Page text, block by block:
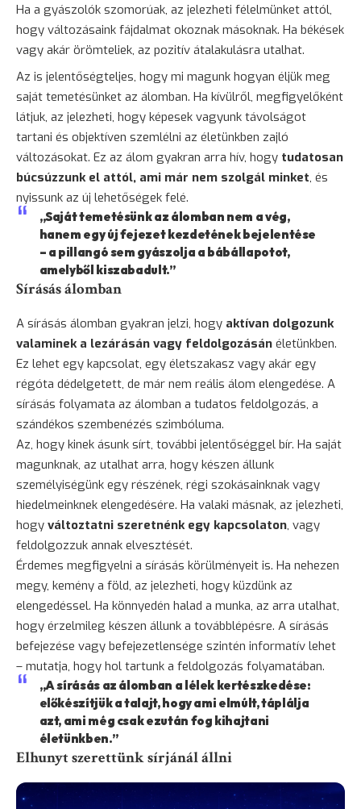
Ha a gyászolók szomorúak, az jelezheti félelmünket attól,
hogy változásaink fájdalmat okoznak másoknak. Ha békések
vagy akár örömteliek, az pozitív átalakulásra utalhat.
Az is jelentőségteljes, hogy mi magunk hogyan éljük meg
saját temetésünket az álomban. Ha kívülről, megfigyelőként
látjuk, az jelezheti, hogy képesek vagyunk távolságot
tartani és objektíven szemlélni az életünkben zajló
változásokat. Ez az álom gyakran arra hív, hogy tudatosan
búcsúzzunk el attól, ami már nem szolgál minket, és
nyissunk az új lehetőségek felé.
„Saját temetésünk az álomban nem a vég,
hanem egy új fejezet kezdetének bejelentése
– a pillangó sem gyászolja a bábállapotot,
amelyből kiszabadult.”
Sírásás álomban
A sírásás álomban gyakran jelzi, hogy aktívan dolgozunk
valaminek a lezárásán vagy feldolgozásán életünkben.
Ez lehet egy kapcsolat, egy életszakasz vagy akár egy
régóta dédelgetett, de már nem reális álom elengedése. A
sírásás folyamata az álomban a tudatos feldolgozás, a
szándékos szembenézés szimbóluma.
Az, hogy kinek ásunk sírt, további jelentőséggel bír. Ha saját
magunknak, az utalhat arra, hogy készen állunk
személyiségünk egy részének, régi szokásainknak vagy
hiedelmeinknek elengedésére. Ha valaki másnak, az jelezheti,
hogy változtatni szeretnénk egy kapcsolaton, vagy
feldolgozzuk annak elvesztését.
Érdemes megfigyelni a sírásás körülményeit is. Ha nehezen
megy, kemény a föld, az jelezheti, hogy küzdünk az
elengedéssel. Ha könnyedén halad a munka, az arra utalhat,
hogy érzelmileg készen állunk a továbblépésre. A sírásás
befejezése vagy befejezetlensége szintén informatív lehet
– mutatja, hogy hol tartunk a feldolgozás folyamatában.
„A sírásás az álomban a lélek kertészkedése:
előkészítjük a talajt, hogy ami elmúlt, táplálja
azt, ami még csak ezután fog kihajtani
életünkben.”
Elhunyt szerettünk sírjánál állni